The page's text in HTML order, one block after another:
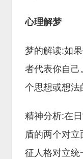
心理解梦
梦的解读:如
者代表你自己
个思想或想法
精神分析:在
盾的两个对
征人格对立统